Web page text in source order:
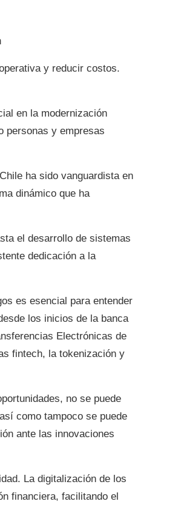
y reducir costos.
en la modernización
personas y empresas
ha sido vanguardista en
dinámico que ha
el desarrollo de sistemas
dedicación a la
es esencial para entender
los inicios de la banca
Electrónicas de
fintech, la tokenización y
no se puede
como tampoco se puede
ante las innovaciones
La digitalización de los
financiera, facilitando el